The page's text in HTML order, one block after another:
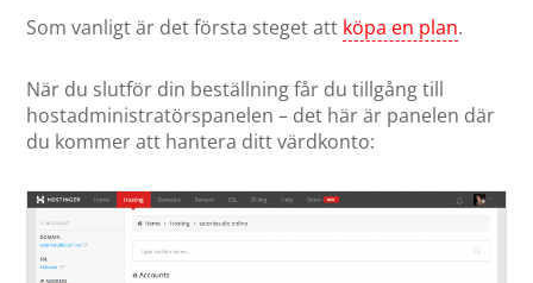
Som vanligt är det första steget att köpa en plan.
När du slutför din beställning får du tillgång till
hostadministratörspanelen – det här är panelen där
du kommer att hantera ditt värdkonto: